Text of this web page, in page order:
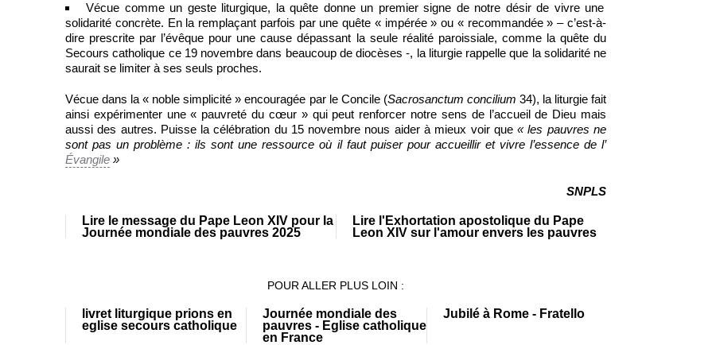
Vécue comme un geste liturgique, la quête donne un premier signe de notre désir de vivre une
solidarité concrète. En la remplaçant parfois par une quête « impérée » ou « recommandée » – c’est-à-
dire prescrite par l’évêque pour une cause dépassant la seule réalité paroissiale, comme la quête du
Secours catholique ce 19 novembre dans beaucoup de diocèses -, la liturgie rappelle que la solidarité ne
saurait se limiter à ses seuls proches.
Vécue dans la « noble simplicité » encouragée par le Concile (Sacrosanctum concilium 34), la liturgie fait
ainsi expérimenter une « pauvreté du cœur » qui peut renforcer notre sens de l’accueil de Dieu mais
aussi des autres. Puisse la célébration du 15 novembre nous aider à mieux voir que« les pauvres ne
sont pas un problème : ils sont une ressource où il faut puiser pour accueillir et vivre l’essence de l’
Évangile »
SNPLS
Lire le message du Pape Leon XIV pour la
Journée mondiale des pauvres 2025
Lire l'Exhortation apostolique du Pape
Leon XIV sur l'amour envers les pauvres
POUR ALLER PLUS LOIN :
livret liturgique prions en
eglise secours catholique
Journée mondiale des
pauvres - Eglise catholique
en France
Jubilé à Rome - Fratello